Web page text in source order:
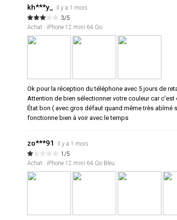
kh***y_ Il y a 1 mois
3/5
Achat : iPhone 12 mini 64 Go
Ok pour la réception du téléphone avec 5 jours de
Attention de bien sélectionner votre couleur car
État bon ( avec gros défaut quand même très abîmé
fonctionne bien à voir avec le temps
zo***91
Il y a 1 mois
1/5
Achat : iPhone 12 mini 64 Go Bleu